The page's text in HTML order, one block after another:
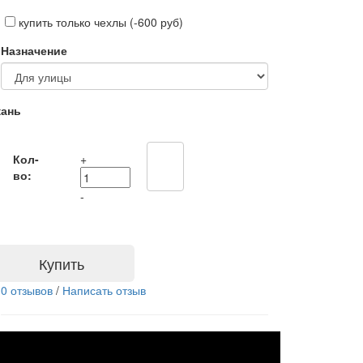
купить только чехлы (-600 руб)
Назначение
Кол-
во:
+
-
Купить
0 отзывов / Написать отзыв